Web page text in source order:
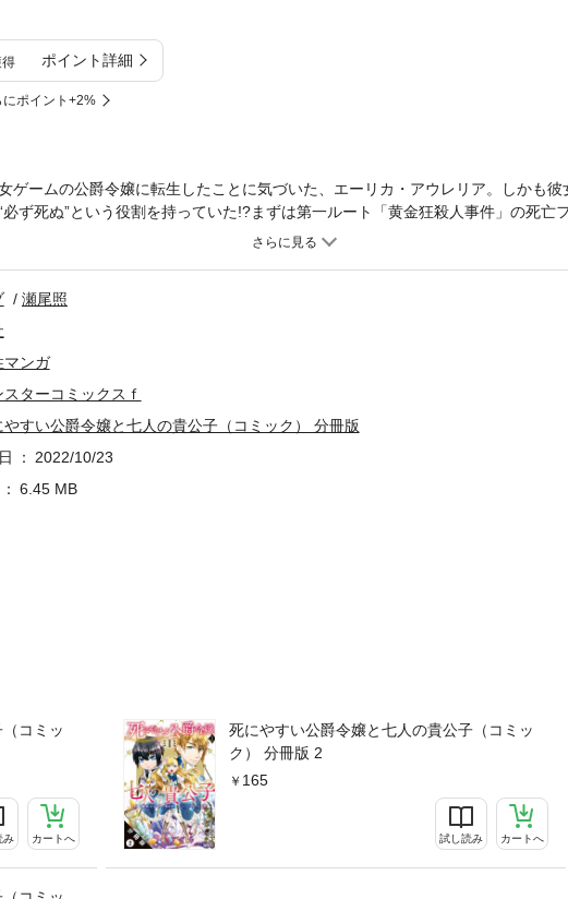
ポイント詳細
ポイント+2%
コミッ
み カートへ
死にやすい公爵令嬢と七人の貴公子（コミッ
ク） 分冊版 2
165
試し読み カートへ
ゲームの公爵令嬢に転生したことに気づいた、エーリカ・アウレリア。しかも彼
ず死ぬ”という役割を持っていた!?まずは第一ルート「黄金狂殺人事件」の死亡
貴族の子息であるクラウスとアンに対面したエーリカだったが――。「小説家にな
瀬尾照
マンガ
スターコミックスｆ
やすい公爵令嬢と七人の貴公子（コミック） 分冊版
2022/10/23
6.45 MB